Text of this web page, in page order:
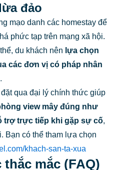
đảo
mạo danh các homestay để
phức tạp trên mạng xã hội.
du khách nên lựa chọn
các đơn vị có pháp nhân
.
qua đại lý chính thức giúp
view mây đúng như
trợ trực tiếp khi gặp sự cố,
Bạn có thể tham lựa chọn
khach-san-ta-xua
thắc mắc (FAQ)